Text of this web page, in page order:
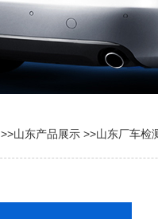
>>山东产品展示 >>山东厂车检